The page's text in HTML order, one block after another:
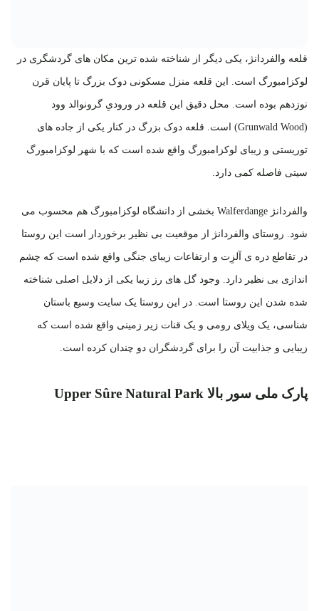
قلعه‌ والفردانژ، یکی دیگر از شناخته شده ترین مکان های گردشگری در
لوکزامبورگ است. این قلعه منزل مسکونی دوک بزرگ تا پایان قرن
نوزدهم بوده است. محل دقیق این قلعه در ورودیِ گرونوالد وود
(Grunwald Wood) است. قلعه دوک بزرگ در کنار یکی از جاده های
توریستی و زیبای لوکزامبورگ واقع شده است که با شهر لوکزامبورگ
سیتی فاصله کمی دارد.
والفردانژ Walferdange بخشی از دانشگاه لوکزامبورگ هم محسوب می
شود. روستای والفردانژ از موقعیت بی نظیر برخوردار است این روستا
در تقاطع دره ی آلزِت و ارتفاعات زیبای جنگی واقع شده است که چشم
اندازی بی نظیر دارد. وجود گل های رز زیبا یکی از دلایل اصلی شناخته
شده شدن این روستا است. در این روستا یک سایت وسیع باستان
شناسی، یک ویلای رومی و یک قنات زیر زمینی واقع شده است که
زیبایی و جذابیت آن را برای گردشگران دو چندان کرده است.
پارک ملی سور بالا Upper Sûre Natural Park